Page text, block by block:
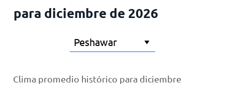
para diciembre de 2026
Clima promedio histórico para diciembre